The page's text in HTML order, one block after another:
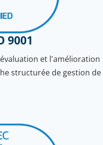
9001
et l'amélioration
structurée de gestion de